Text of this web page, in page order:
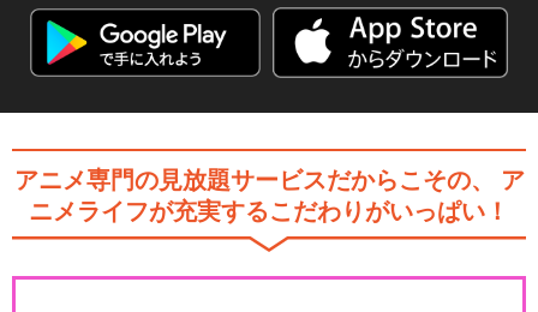
ズ13）
きかんしゃトーマス（シリー
アニメ専門の見放題サービスだからこその、
ア
ニメライフが充実するこだわりがいっぱい！